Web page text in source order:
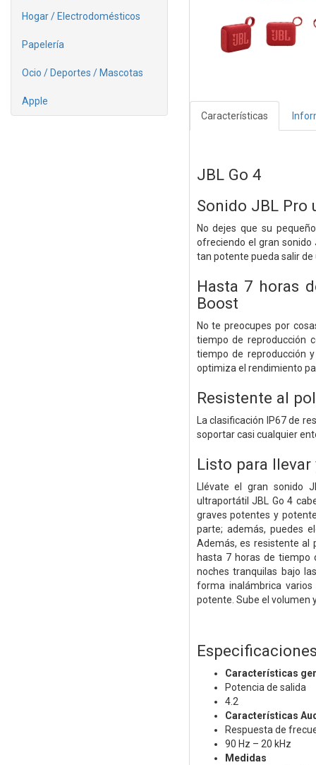
Hogar / Electrodomésticos
Papelería
Ocio / Deportes / Mascotas
Apple
Características
JBL Go 4
Sonido JBL
No dejes que su
ofreciendo el gran sonido
tan potente pueda salir
Hasta 7 horas
Boost
No te preocupes por
tiempo de reproducción
tiempo de reproducción
optimiza el rendimiento
Resistente al
La clasificación IP67 de
soportar casi cualquier
Listo para llevar
Llévate el gran sonido
ultraportátil JBL Go 4
graves potentes y
parte; además, puedes
Además, es resistente al
hasta 7 horas de tiempo
noches tranquilas bajo
forma inalámbrica
potente. Sube el volumen
Características
Potencia de salida
4.2
Características
Respuesta de
90 Hz – 20 kHz
Medidas